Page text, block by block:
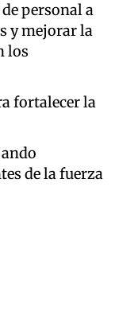
personal a
y mejorar la
los
fortalecer la
de la fuerza